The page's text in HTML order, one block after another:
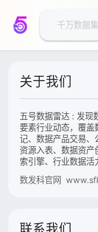
关于我们
五号数据雷达 : 发现
要素行业动态，覆盖
记、数据产品交易、
资源入表、数据资产
索引擎、行业数据活
数发科官网
联系我们